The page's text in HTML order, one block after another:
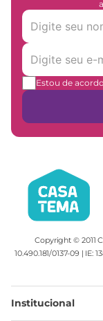
Estou de
Copyright © 2011
10.490.181/0137-09 | IE:
Institucional